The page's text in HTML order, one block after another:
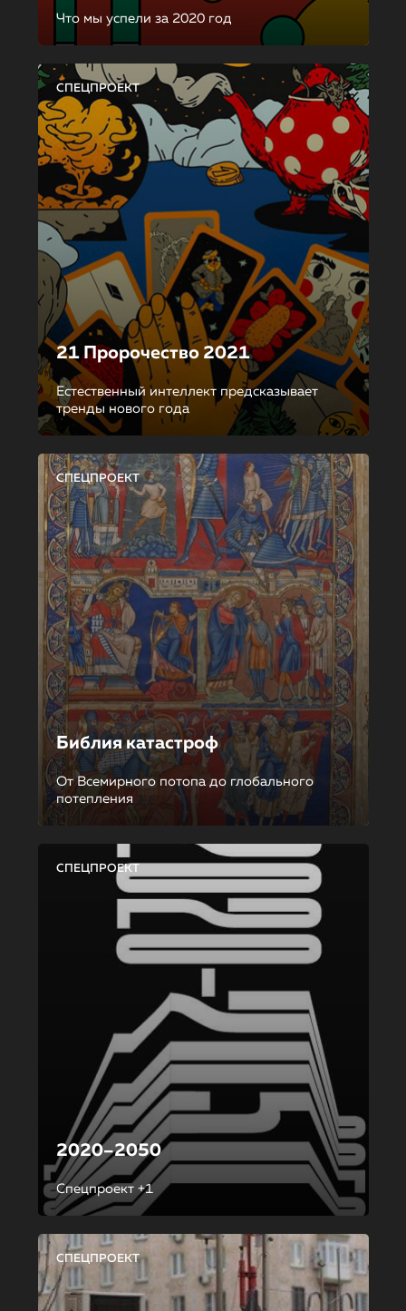
Что мы успели за 2020 год
СПЕЦПРОЕКТ
21 Пророчество 2021
Естественный интеллект предсказывает
тренды нового года
СПЕЦПРОЕКТ
Библия катастроф
От Всемирного потопа до глобального
потепления
СПЕЦПРОЕКТ
2020–2050
Спецпроект +1
СПЕЦПРОЕКТ